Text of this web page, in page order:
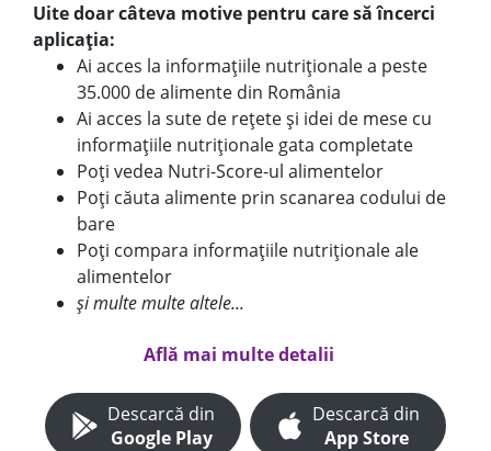
Uite doar câteva motive pentru care să încerci
aplicația:
Ai acces la informațiile nutriționale a peste
35.000 de alimente din România
Ai acces la sute de rețete și idei de mese cu
informațiile nutriționale gata completate
Poți vedea Nutri-Score-ul alimentelor
Poți căuta alimente prin scanarea codului de
bare
Poți compara informațiile nutriționale ale
alimentelor
și multe multe altele...
Află mai multe detalii
Descarcă din
Google Play
Descarcă din
App Store